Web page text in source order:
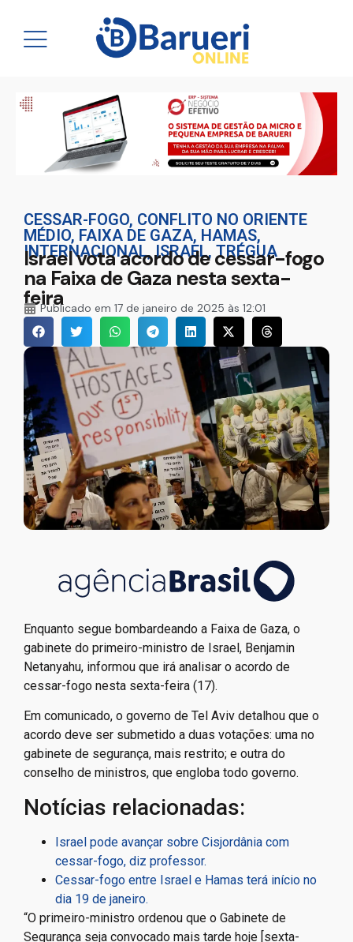
CESSAR-FOGO, CONFLITO NO ORIENTE
MÉDIO, FAIXA DE GAZA, HAMAS,
INTERNACIONAL,ISRAEL, TRÉGUA
Israel vota acordo de cessar-fogo
na Faixa de Gaza nesta sexta-
feira
Publicado em 17 de janeiro de 2025 às 12:01
Enquanto segue bombardeando a Faixa de Gaza, o
gabinete do primeiro-ministro de Israel, Benjamin
Netanyahu, informou que irá analisar o acordo de
cessar-fogo nesta sexta-feira (17).
Em comunicado, o governo de Tel Aviv detalhou que o
acordo deve ser submetido a duas votações: uma no
gabinete de segurança, mais restrito; e outra do
conselho de ministros, que engloba todo governo.
Notícias relacionadas:
Israel pode avançar sobre Cisjordânia com
cessar-fogo, diz professor.
Cessar-fogo entre Israel e Hamas terá início no
dia 19 de janeiro.
“O primeiro-ministro ordenou que o Gabinete de
Segurança seja convocado mais tarde hoje [sexta-